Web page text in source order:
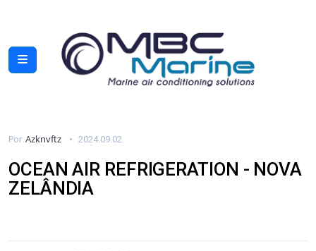
Por Azknvftz 2024.09.02.
OCEAN AIR REFRIGERATION - NOVA
ZELÂNDIA